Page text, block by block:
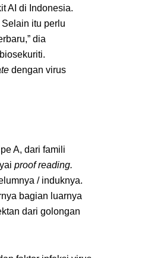
AI di Indonesia.
itu perlu
dia
dengan virus
A, dari famili
proof reading.
/ induknya.
bagian luarnya
dari golongan